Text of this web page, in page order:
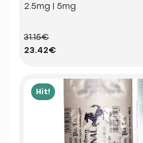
2.5mg | 5mg
31.15€
23.42€
Hit!